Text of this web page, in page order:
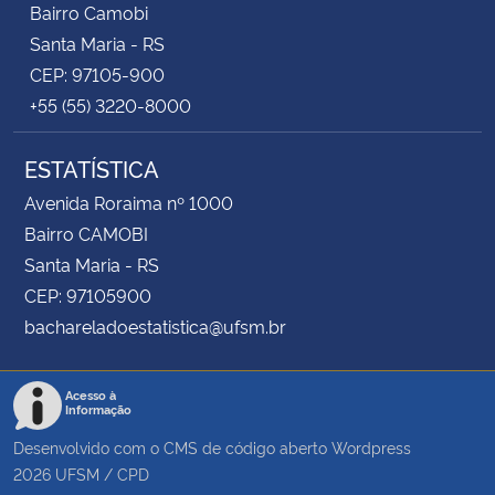
Bairro Camobi
Santa Maria - RS
CEP: 97105-900
+55 (55) 3220-8000
ESTATÍSTICA
Avenida Roraima nº 1000
Bairro CAMOBI
Santa Maria - RS
CEP: 97105900
bachareladoestatistica@ufsm.br
Acesso à
Informação
Desenvolvido com o CMS de código aberto Wordpress
2026 UFSM / CPD